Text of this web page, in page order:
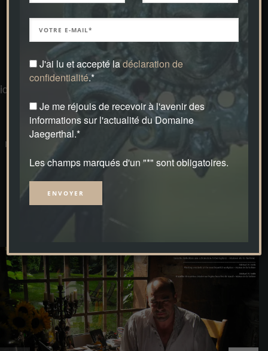
Œuvres d’art vivantes
Au départ, il y a une vision, cette vision devient une
idée et c’est à partir de là que mûrissent les premières
pensées créatives pour la planification d’un jardin
extraordinaire. Des esquisses à la main servent de
modèle, il en résulte les plans d’exécution et l’œuvre
d’art finale, le tout d’une seule main – un jardin d’un
genre particulier.
J'ai lu et accepté ladéclaration de
confidentialité.*
Je me réjouis de recevoir à l'avenir des
informations sur l'actualité du Domaine
Jaegerthal.*
Les champs marqués d'un "*" sont obligatoires.